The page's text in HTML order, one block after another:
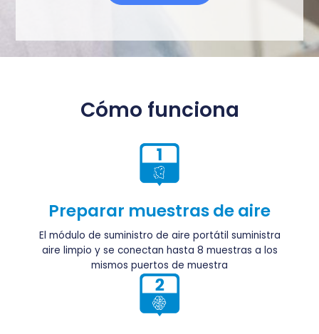
Cómo funciona
Preparar muestras de aire
El módulo de suministro de aire portátil suministra
aire limpio y se conectan hasta 8 muestras a los
mismos puertos de muestra